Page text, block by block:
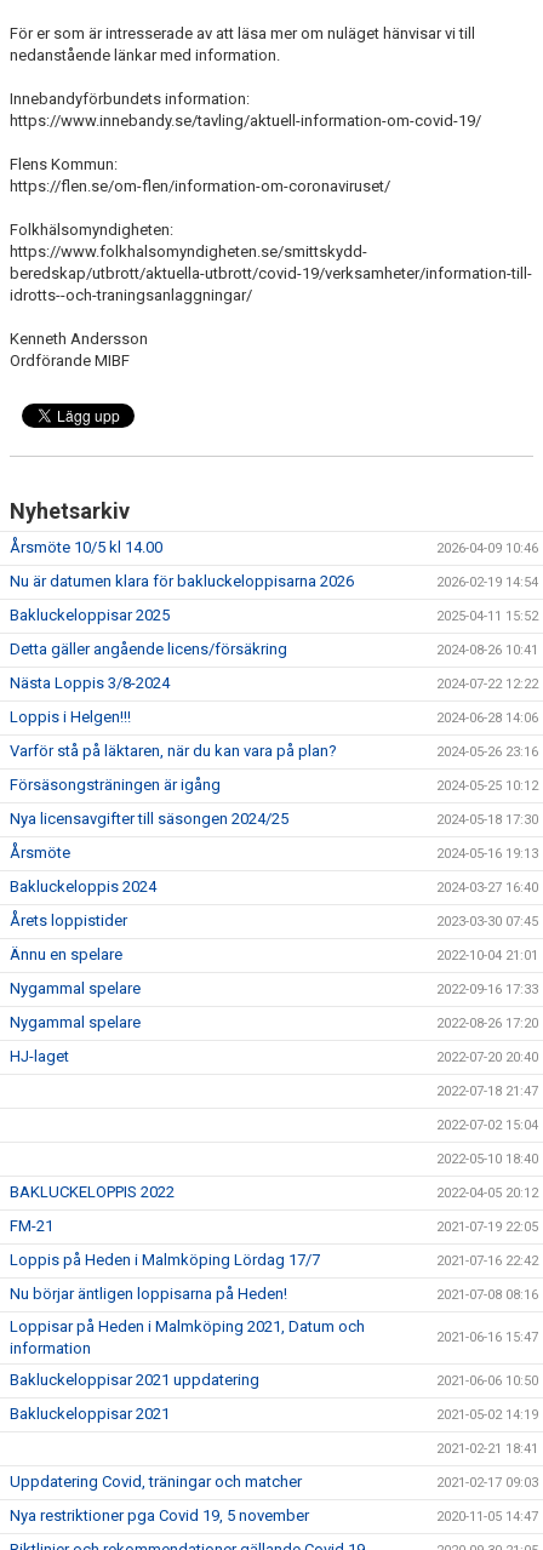
För er som är intresserade av att läsa mer om nuläget hänvisar vi till
nedanstående länkar med information.
Innebandyförbundets information:
https://www.innebandy.se/tavling/aktuell-information-om-covid-19/
Flens Kommun:
https://flen.se/om-flen/information-om-coronaviruset/
Folkhälsomyndigheten:
https://www.folkhalsomyndigheten.se/smittskydd-
beredskap/utbrott/aktuella-utbrott/covid-19/verksamheter/information-till-
idrotts--och-traningsanlaggningar/
Kenneth Andersson
Ordförande MIBF
Nyhetsarkiv
Årsmöte 10/5 kl 14.00 2026-04-09 10:46
Nu är datumen klara för bakluckeloppisarna 2026 2026-02-19 14:54
Bakluckeloppisar 2025 2025-04-11 15:52
Detta gäller angående licens/försäkring 2024-08-26 10:41
Nästa Loppis 3/8-2024 2024-07-22 12:22
Loppis i Helgen!!! 2024-06-28 14:06
Varför stå på läktaren, när du kan vara på plan? 2024-05-26 23:16
Försäsongsträningen är igång 2024-05-25 10:12
Nya licensavgifter till säsongen 2024/25 2024-05-18 17:30
Årsmöte 2024-05-16 19:13
Bakluckeloppis 2024 2024-03-27 16:40
Årets loppistider 2023-03-30 07:45
Ännu en spelare 2022-10-04 21:01
Nygammal spelare 2022-09-16 17:33
Nygammal spelare 2022-08-26 17:20
HJ-laget 2022-07-20 20:40
2022-07-18 21:47
2022-07-02 15:04
2022-05-10 18:40
BAKLUCKELOPPIS 2022 2022-04-05 20:12
FM-21 2021-07-19 22:05
Loppis på Heden i Malmköping Lördag 17/7 2021-07-16 22:42
Nu börjar äntligen loppisarna på Heden! 2021-07-08 08:16
Loppisar på Heden i Malmköping 2021, Datum och
information
2021-06-16 15:47
Bakluckeloppisar 2021 uppdatering 2021-06-06 10:50
Bakluckeloppisar 2021 2021-05-02 14:19
2021-02-21 18:41
Uppdatering Covid, träningar och matcher 2021-02-17 09:03
Nya restriktioner pga Covid 19, 5 november 2020-11-05 14:47